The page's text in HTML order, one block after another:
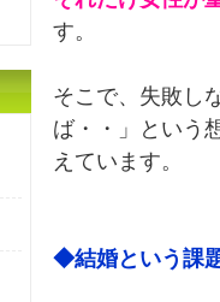
す。
そこで、失敗し
ば・・」という
えています。
◆結婚という課